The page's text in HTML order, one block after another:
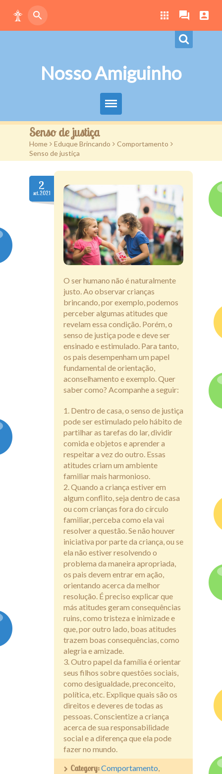
Nosso Amiguinho
Eduque Brincando
Letras
Play
Downloads
Atividades
Assine
Senso de justiça
Home > Eduque Brincando > Comportamento >
Senso de justiça
2
set.2021
O ser humano não é naturalmente
justo. Ao observar crianças
brincando, por exemplo, podemos
perceber algumas atitudes que
revelam essa condição. Porém, o
senso de justiça pode e deve ser
ensinado e estimulado. Para tanto,
os pais desempenham um papel
fundamental de orientação,
aconselhamento e exemplo. Quer
saber como? Acompanhe a seguir:
Dentro de casa, o senso de justiça
pode ser estimulado pelo hábito de
partilhar as tarefas do lar, dividir
comida e objetos e aprender a
respeitar a vez do outro. Essas
atitudes criam um ambiente
familiar mais harmonioso.
Quando a criança estiver em
algum conflito, seja dentro de casa
ou com crianças fora do círculo
familiar, perceba como ela vai
resolver a questão. Se não houver
iniciativa por parte da criança, ou se
ela não estiver resolvendo o
problema da maneira apropriada,
os pais devem entrar em ação,
orientando acerca da melhor
resolução. É preciso explicar que
más atitudes geram consequências
ruins, como tristeza e inimizade e
que, por outro lado, boas atitudes
trazem boas consequências, como
alegria e amizade.
Outro papel da família é orientar
seus filhos sobre questões sociais,
como desigualdade, preconceito,
política, etc. Explique quais são os
direitos e deveres de todas as
pessoas. Conscientize a criança
acerca de sua responsabilidade
social e a diferença que ela pode
fazer no mundo.
Category:Comportamento